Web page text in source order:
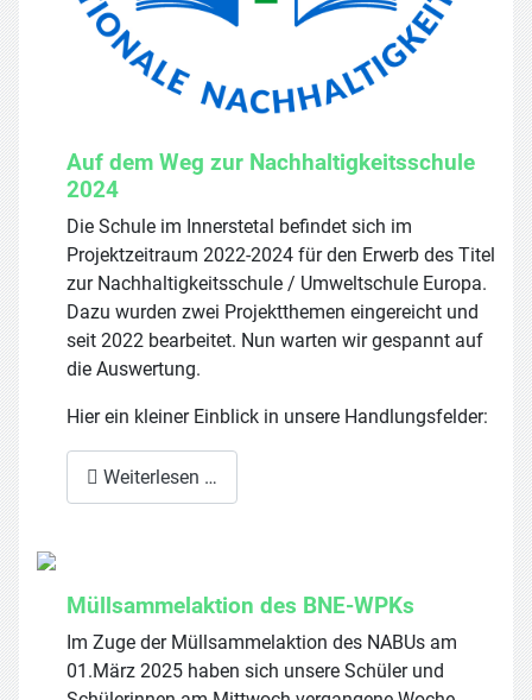
Auf dem Weg zur Nachhaltigkeitsschule
2024
Die Schule im Innerstetal befindet sich im
Projektzeitraum 2022-2024 für den Erwerb des Titel
zur Nachhaltigkeitsschule / Umweltschule Europa.
Dazu wurden zwei Projektthemen eingereicht und
seit 2022 bearbeitet. Nun warten wir gespannt auf
die Auswertung.
Hier ein kleiner Einblick in unsere Handlungsfelder:
Weiterlesen …
Müllsammelaktion des BNE-WPKs
Im Zuge der Müllsammelaktion des NABUs am
01.März 2025 haben sich unsere Schüler und